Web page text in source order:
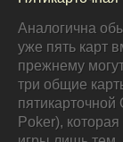
Аналогична
уже пять карт
прежнему
три общие
Poker),